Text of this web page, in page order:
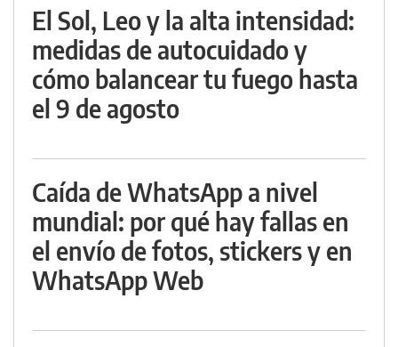
El Sol, Leo y la alta intensidad:
medidas de autocuidado y
cómo balancear tu fuego hasta
el 9 de agosto
Caída de WhatsApp a nivel
mundial: por qué hay fallas en
el envío de fotos, stickers y en
WhatsApp Web